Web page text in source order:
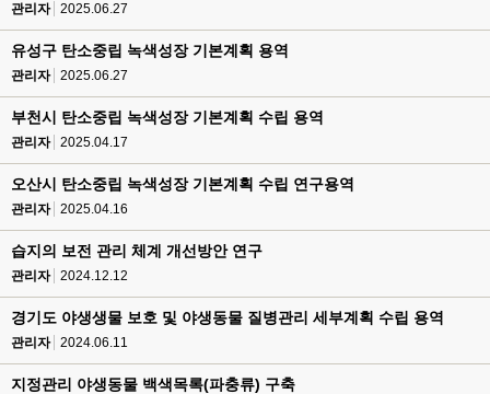
관리자 2025.06.27
유성구 탄소중립 녹색성장 기본계획 용역
관리자 2025.06.27
부천시 탄소중립 녹색성장 기본계획 수립 용역
관리자 2025.04.17
오산시 탄소중립 녹색성장 기본계획 수립 연구용역
관리자 2025.04.16
습지의 보전 관리 체계 개선방안 연구
관리자 2024.12.12
경기도 야생생물 보호 및 야생동물 질병관리 세부계획 수립 용역
관리자 2024.06.11
지정관리 야생동물 백색목록(파충류) 구축